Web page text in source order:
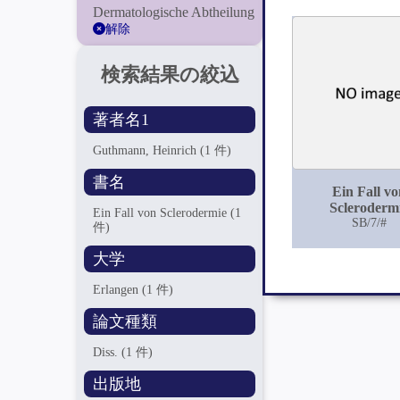
Dermatologische Abtheilung
解除
検索結果の絞込
著者名1
Guthmann, Heinrich(1 件)
書名
Ein Fall von Sclerodermie(1
件)
大学
Erlangen(1 件)
論文種類
Diss.(1 件)
出版地
Ein Fall
SB/7/#